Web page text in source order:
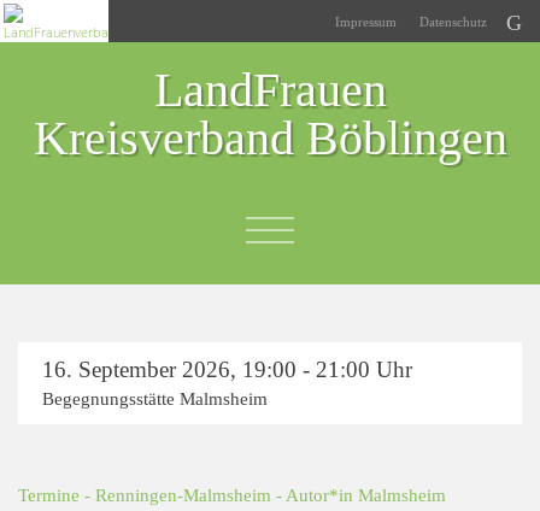
Impressum Datenschutz
LandFrauen
Kreisverband Böblingen
16. September 2026, 19:00 - 21:00 Uhr
Begegnungsstätte Malmsheim
Termine - Renningen-Malmsheim - Autor*in Malmsheim